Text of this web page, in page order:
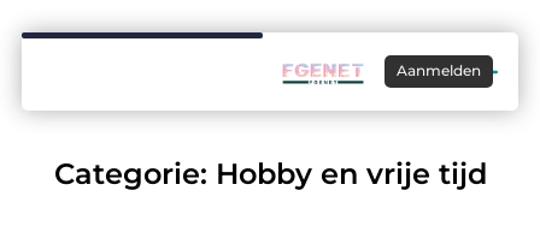
Aanmelden
Categorie: Hobby en vrije tijd